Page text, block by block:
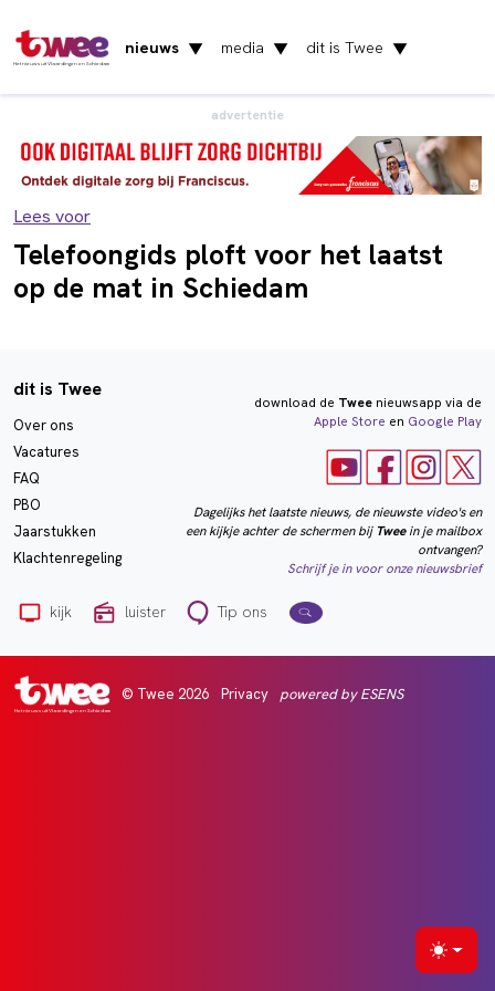
Het nieuws uit Vlaardingen en Schiedam
nieuws ▼ media ▼ dit is Twee ▼
advertentie
Lees voor
Telefoongids ploft voor het laatst
op de mat in Schiedam
dit is Twee
Over ons
Vacatures
FAQ
PBO
Jaarstukken
Klachtenregeling
download de Tweenieuwsapp via de
Apple Store en Google Play
Dagelijks het laatste nieuws, de nieuwste video's en
een kijkje achter de schermen bij Tweein je mailbox
ontvangen?
Schrijf je in voor onze nieuwsbrief
kijk luister Tip ons
Het nieuws uit Vlaardingen en Schiedam
© Twee 2026 Privacy powered by ESENS